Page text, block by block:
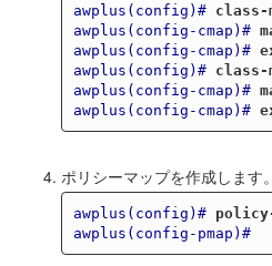
awplus(config)#
class-
awplus(config-cmap)#
awplus(config-cmap)#
awplus(config)#
class-
awplus(config-cmap)#
awplus(config-cmap)#
ポリシーマップを作成します
awplus(config)#
awplus(config-pmap)#